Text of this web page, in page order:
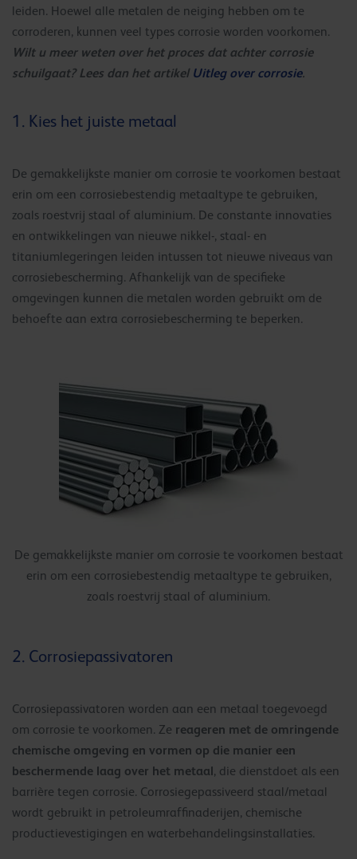
leiden. Hoewel alle metalen de neiging hebben om te
corroderen, kunnen veel types corrosie worden voorkomen.
Wilt u meer weten over het proces dat achter corrosie
schuilgaat? Lees dan het artikel Uitleg over corrosie.
1. Kies het juiste metaal
De gemakkelijkste manier om corrosie te voorkomen bestaat
erin om een corrosiebestendig metaaltype te gebruiken,
zoals roestvrij staal of aluminium. De constante innovaties
en ontwikkelingen van nieuwe nikkel-, staal- en
titaniumlegeringen leiden intussen tot nieuwe niveaus van
corrosiebescherming. Afhankelijk van de specifieke
omgevingen kunnen die metalen worden gebruikt om de
behoefte aan extra corrosiebescherming te beperken.
De gemakkelijkste manier om corrosie te voorkomen bestaat
erin om een corrosiebestendig metaaltype te gebruiken,
zoals roestvrij staal of aluminium.
2. Corrosiepassivatoren
Corrosiepassivatoren worden aan een metaal toegevoegd
om corrosie te voorkomen. Ze reageren met de omringende
chemische omgeving en vormen op die manier een
beschermende laag over het metaal, die dienstdoet als een
barrière tegen corrosie. Corrosiegepassiveerd staal/metaal
wordt gebruikt in petroleumraffinaderijen, chemische
productievestigingen en waterbehandelingsinstallaties.